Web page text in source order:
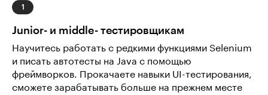
Junior- и middle- тестировщикам
Научитесь работать с редкими функциями Selenium
и писать автотесты на Java с помощью
фреймворков. Прокачаете навыки UI-тестирования,
сможете зарабатывать больше на прежнем месте